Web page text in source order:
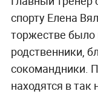
спорту Елена
торжестве было
родственники,
сокомандники.
находятся в